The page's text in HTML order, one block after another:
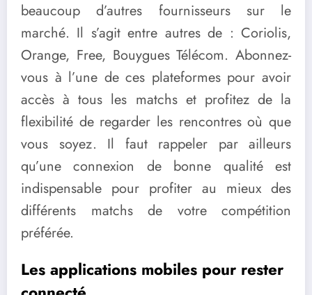
beaucoup d’autres fournisseurs sur le
marché. Il s’agit entre autres de : Coriolis,
Orange, Free, Bouygues Télécom. Abonnez-
vous à l’une de ces plateformes pour avoir
accès à tous les matchs et profitez de la
flexibilité de regarder les rencontres où que
vous soyez. Il faut rappeler par ailleurs
qu’une connexion de bonne qualité est
indispensable pour profiter au mieux des
différents matchs de votre compétition
préférée.
Les applications mobiles pour rester